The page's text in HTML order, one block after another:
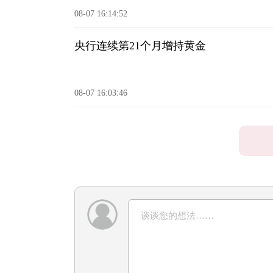
08-07 16:14:52
央行连续第21个月增持黄金
08-07 16:03:46